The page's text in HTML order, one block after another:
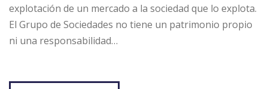
explotación de un mercado a la sociedad que lo explota.
El Grupo de Sociedades no tiene un patrimonio propio
ni una responsabilidad…